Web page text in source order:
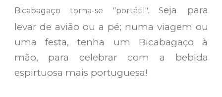
Bicabagaço torna-se "portátil". Seja para
levar de avião ou a pé; numa viagem ou
uma festa, tenha um Bicabagaço à
mão, para celebrar com a bebida
espirtuosa mais portuguesa!